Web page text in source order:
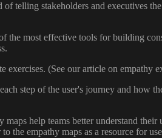
telling stakeholders and executives
the most effective tools for building
exercises. (See our article on empathy
step of the user's journey and how
maps help teams better understand
to the empathy maps as a resource for